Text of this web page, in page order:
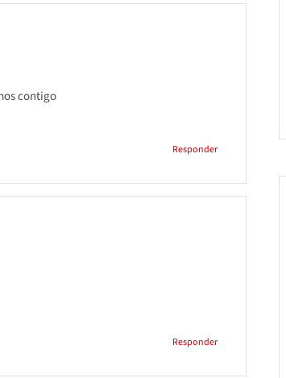
contigo
Responder
Responder